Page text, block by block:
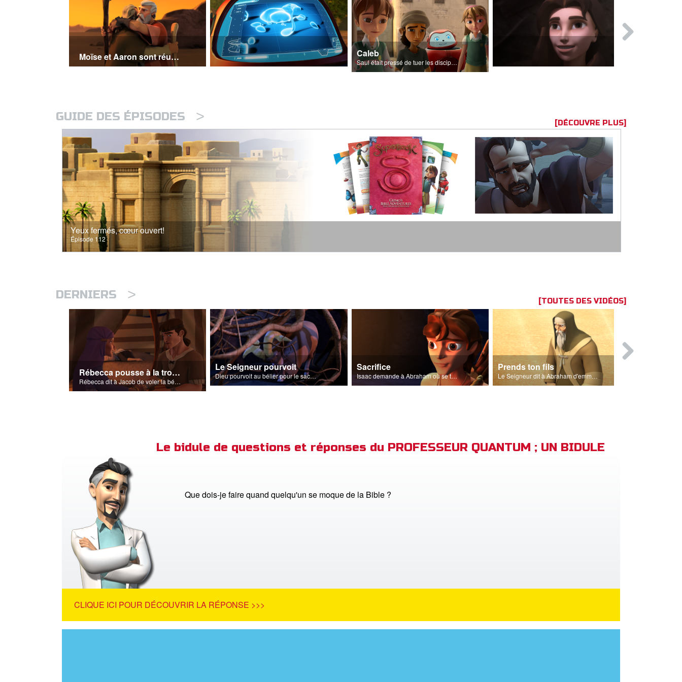
Moïse et Aaron sont réunis Caleb
Saul était pressé de tuer les disciples du Seigneur.
GUIDE DES ÉPISODES > [DÉCOUVRE PLUS]
Yeux fermés, cœur ouvert!
Épisode 112
DERNIERS > [TOUTES DES VIDÉOS]
Rébecca pousse à la tromperie
Rébecca dit à Jacob de voler la bénédiction qu'Isaac voulait accorder à Ésaü.
Le Seigneur pourvoit
Dieu pourvoit au bélier pour le sacrifice.
Sacrifice
Isaac demande à Abraham où se trouve l'agneau pour le sacrifice.
Prends ton fils
Le Seigneur dit à Abraham d'emmener son fils à Moria.
Le bidule de questions et réponses du PROFESSEUR QUANTUM ; UN BIDULE
Que dois-je faire quand quelqu'un se moque de la Bible ?
CLIQUE ICI POUR DÉCOUVRIR LA RÉPONSE >>>